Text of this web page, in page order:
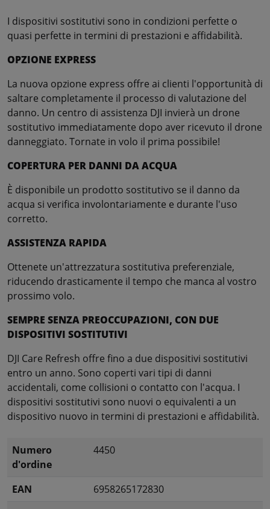
I dispositivi sostitutivi sono in condizioni perfette o
quasi perfette in termini di prestazioni e affidabilità.
OPZIONE EXPRESS
La nuova opzione express offre ai clienti l'opportunità di
saltare completamente il processo di valutazione del
danno. Un centro di assistenza DJI invierà un drone
sostitutivo immediatamente dopo aver ricevuto il drone
danneggiato. Tornate in volo il prima possibile!
COPERTURA PER DANNI DA ACQUA
È disponibile un prodotto sostitutivo se il danno da
acqua si verifica involontariamente e durante l'uso
corretto.
ASSISTENZA RAPIDA
Ottenete un'attrezzatura sostitutiva preferenziale,
riducendo drasticamente il tempo che manca al vostro
prossimo volo.
SEMPRE SENZA PREOCCUPAZIONI, CON DUE
DISPOSITIVI SOSTITUTIVI
DJI Care Refresh offre fino a due dispositivi sostitutivi
entro un anno. Sono coperti vari tipi di danni
accidentali, come collisioni o contatto con l'acqua. I
dispositivi sostitutivi sono nuovi o equivalenti a un
dispositivo nuovo in termini di prestazioni e affidabilità.
Numero
d'ordine
4450
EAN
6958265172830